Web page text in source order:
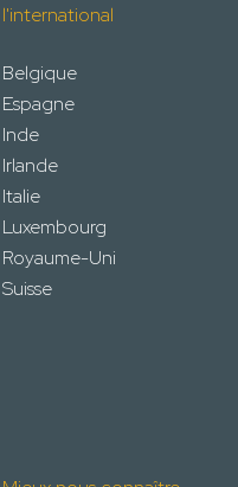
l'international
Belgique
Espagne
Inde
Irlande
Italie
Luxembourg
Royaume-Uni
Suisse